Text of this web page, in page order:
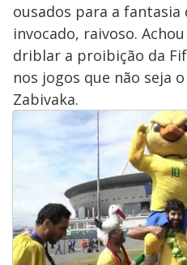
ousados para a
invocado, raivoso.
driblar a proibição da
nos jogos que não seja
Zabivaka.